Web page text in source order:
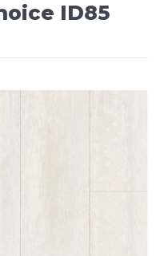
ID85